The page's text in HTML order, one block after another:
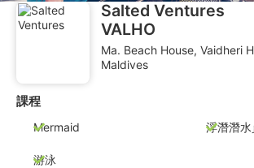
Salted Ventures
VALHO
Ma. Beach House, Vaidheri
Maldives
課程
Mermaid 浮潛潛水
游泳